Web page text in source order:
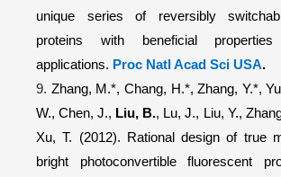
unique series of reversibly
proteins with beneficial
applications. Proc Natl Acad Sci USA.
9. Zhang, M.*, Chang, H.*, Zhang, Y.*,
W., Chen, J., Liu, B., Lu, J., Liu, Y.,
Xu, T. (2012). Rational design of true
bright photoconvertible fluorescent